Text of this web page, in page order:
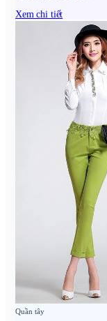
Xem chi tiết
Quần tây